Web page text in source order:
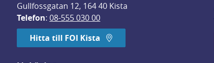
Gullfossgatan 12, 164 40 Kista
Telefon: 08-555 030 00
Hitta till FOI Kista